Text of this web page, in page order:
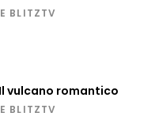
a livello:
attrazione cede
BLITZTV
vulcano romantico
BLITZTV